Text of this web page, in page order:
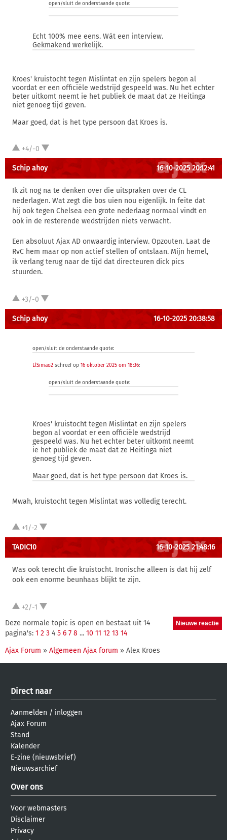
open/sluit de onderstaande quote:
Echt 100% mee eens. Wát een interview.
Gekmakend werkelijk.
Kroes' kruistocht tegen Mislintat en zijn spelers begon al
voordat er een officiële wedstrijd gespeeld was. Nu het echter
beter uitkomt neemt ie het publiek de maat dat ze Heitinga
niet genoeg tijd geven.
Maar goed, dat is het type persoon dat Kroes is.
+4/-0
Schip ahoy 16-10-2025 20:12:41
Ik zit nog na te denken over die uitspraken over de CL
nederlagen. Wat zegt die bos uien nou eigenlijk. In feite dat
hij ook tegen Chelsea een grote nederlaag normaal vindt en
ook in de resterende wedstrijden niets verwacht.
Een absoluut Ajax AD onwaardig interview. Opzouten. Laat de
RvC hem maar op non actief stellen of ontslaan. Mijn hemel,
ik verlang terug naar de tijd dat directeuren dick pics
stuurden.
+3/-0
Schip ahoy 16-10-2025 20:38:58
open/sluit de onderstaande quote:
ElSimao2 schreef op 16 oktober 2025 om 18:36:
open/sluit de onderstaande quote:
Kroes' kruistocht tegen Mislintat en zijn spelers
begon al voordat er een officiële wedstrijd
gespeeld was. Nu het echter beter uitkomt neemt
ie het publiek de maat dat ze Heitinga niet
genoeg tijd geven.
Maar goed, dat is het type persoon dat Kroes is.
Mwah, kruistocht tegen Mislintat was volledig terecht.
+1/-2
TADIC10 16-10-2025 21:48:16
Was ook terecht die kruistocht. Ironische alleen is dat hij zelf
ook een enorme beunhaas blijkt te zijn.
+2/-1
Deze normale topic is open en bestaat uit 14
pagina's: 1 2 3 4 5 6 7 8 ... 10 11 12 13 14
Ajax Forum » Algemeen Ajax forum » Alex Kroes
Direct naar
Aanmelden / inloggen
Ajax Forum
Stand
Kalender
E-zine (nieuwsbrief)
Nieuwsarchief
Over ons
Voor webmasters
Disclaimer
Privacy